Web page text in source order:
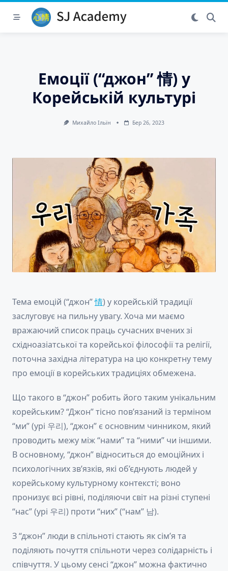
Skip
Емоції (“джон” 情) у
Корейській культурі
Михайло Ільїн Бер 26, 2023
Тема емоцій (“джон”情) у корейській традиції
заслуговує на пильну увагу. Хоча ми маємо
вражаючий список праць сучасних вчених зі
східноазіатської та корейської філософії та релігії,
поточна західна література на цю конкретну тему
про емоції в корейських традиціях обмежена.
Що такого в “джон” робить його таким унікальним
корейським? “Джон” тісно пов’язаний із терміном
“ми” (урі 우리), “джон” є основним чинником, який
проводить межу між “нами” та “ними” чи іншими.
В основному, “джон” відноситься до емоційних і
психологічних зв’язків, які об’єднують людей у
корейському культурному контексті; воно
пронизує всі рівні, поділяючи світ на різні ступені
“нас” (урі 우리) проти “них” (“нам” 남).
З “джон” люди в спільноті стають як сім’я та
поділяють почуття спільноти через солідарність і
співчуття. У цьому сенсі “джон” можна фактично